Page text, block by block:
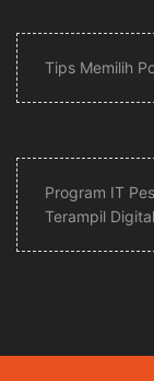
Tips Memilih
Program IT
Terampil Digital